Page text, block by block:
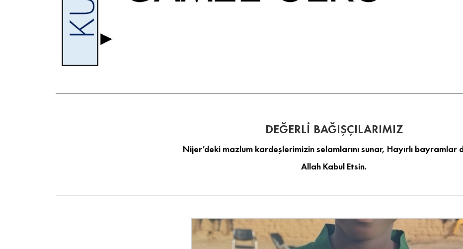
DEĞERLİ BAĞIŞÇILARIMIZ
Nijer’deki mazlum kardeşlerimizin selamlarını sunar, Hayırlı bayramlar
Allah Kabul Etsin.